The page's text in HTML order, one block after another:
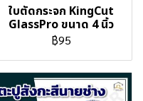
ใบตัดกระจก KingCut
GlassPro ขนาด 4 นิ้ว
฿95